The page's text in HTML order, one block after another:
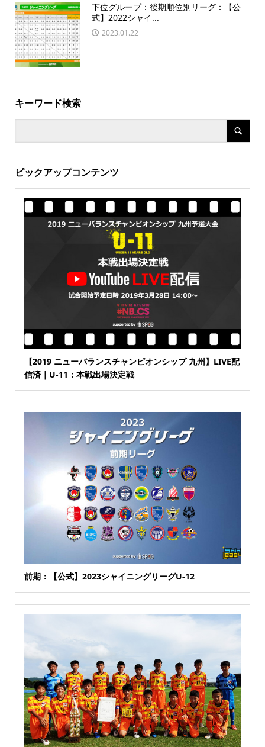
下位グループ：後期順位別リーグ：【公
式】2022シャイ...
2023.01.22
キーワード検索
ピックアップコンテンツ
【2019 ニューバランスチャンピオンシップ 九州】LIVE配
信済｜U-11：本戦出場決定戦
前期：【公式】2023シャイニングリーグU-12